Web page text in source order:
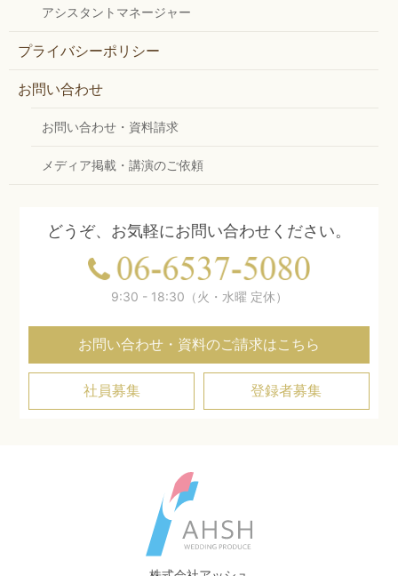
アシスタントマネージャー
プライバシーポリシー
お問い合わせ
お問い合わせ・資料請求
メディア掲載・講演のご依頼
どうぞ、お気軽にお問い合わせください。
9:30 - 18:30（火・水曜 定休）
お問い合わせ・資料のご請求はこちら
社員募集 登録者募集